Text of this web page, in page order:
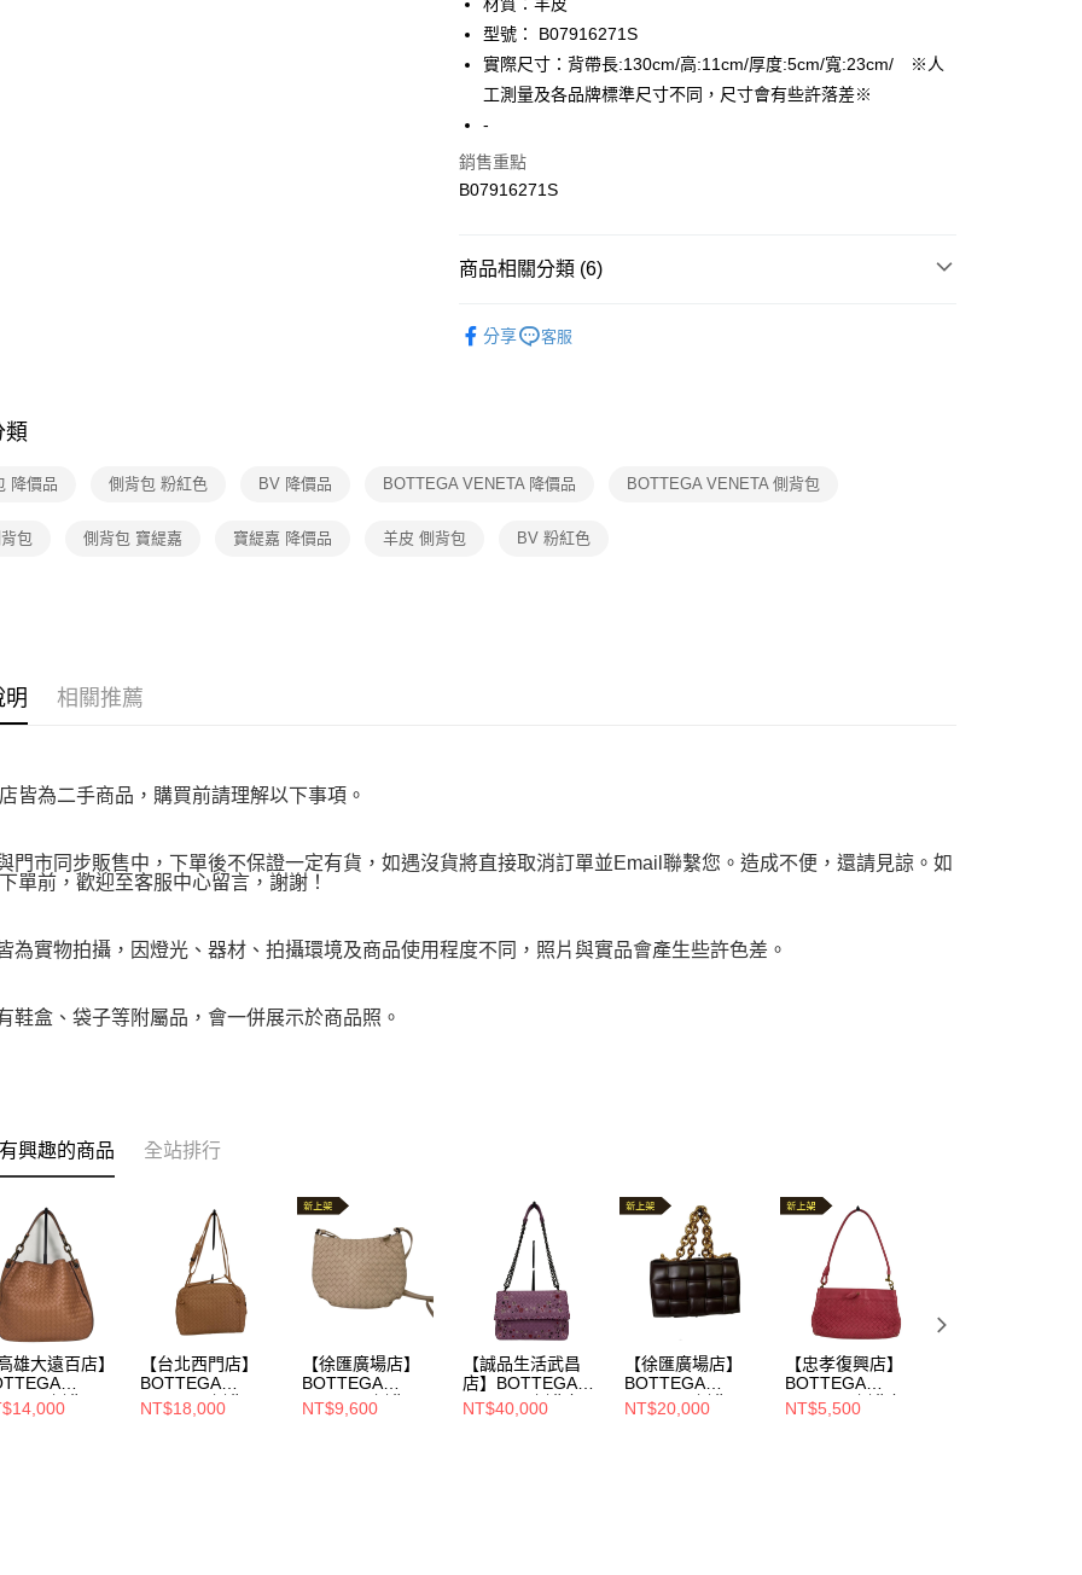
便利好安心！
１．簡單：不需註冊會員、不需綁卡、不需儲值。
２．便利：只要手機號碼，簡訊認證，即可結帳。
【「AFTEE先享後付」結帳流程】
付」結帳頁面，進行簡訊認證並確認金額後，即可完成結帳。
２．訂單成立數日內，您將收到繳費通知簡訊。
絡購買商品的店家。未經商家同意取消之訂單仍視為有效，需透過AFTEE
是否繳費成功／繳費後需取消欲退款等相關疑問，請聯繫「AFTEE先享後
２．關於個人資料處理事宜，請瀏覽以下網址：
３．未成年的使用者請事先徵得法定代理人或監護人之同意方可使用
運送方式
全家取貨付款
免運費
免運費
免運費
型號： B07916271S
實際尺寸：背帶長:130cm/高:11cm/厚度:5cm/寬:23cm/ ※人
工測量及各品牌標準尺寸不同，尺寸會有些許落差※
-
銷售重點
B07916271S
商品相關分類 (6)
★海外專區🛫香港澳門首開通
分享 客服
類
降價品 側背包 粉紅色 BV 降價品 BOTTEGA VENETA 降價品 BOTTEGA VENETA 側背包
包 側背包 寶緹嘉 寶緹嘉 降價品 羊皮 側背包 BV 粉紅色
明 相關推薦
皆為二手商品，購買前請理解以下事項。
門市同步販售中，下單後不保證一定有貨，如遇沒貨將直接取消訂單並Email聯繫您。造成不便，還請見諒。如
單前，歡迎至客服中心留言，謝謝！
為實物拍攝，因燈光、器材、拍攝環境及商品使用程度不同，照片與實品會產生些許色差。
鞋盒、袋子等附屬品，會一併展示於商品照。
興趣的商品 全站排行
高雄大遠百店】
側背
494119
【台北西門店】
BOTTEGA
VENETA/側背
包//B01131020N
NT$18,000
【徐匯廣場店】
BOTTEGA
VENETA/側背
包//b08242031K
NT$9,600
【誠品生活武昌
店】BOTTEGA
VENETA/側背包//
NT$40,000
【徐匯廣場店】
BOTTEGA
VENETA/側背
包//B09224942K
NT$20,000
【忠孝復興店】
BOTTEGA
VENETA/側背包//
NT$5,500